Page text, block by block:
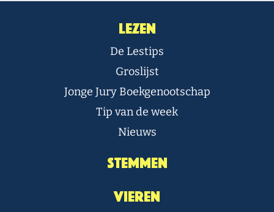
Lezen
De Lestips
Groslijst
Jonge Jury Boekgenootschap
Tip van de week
Nieuws
Stemmen
Vieren